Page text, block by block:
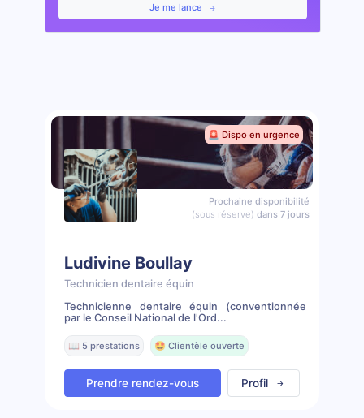
Je me lance
🚨 Dispo en urgence
Prochaine disponibilité
(sous réserve) dans 7 jours
Ludivine Boullay
Technicien dentaire équin
Technicienne dentaire équin (conventionnée
par le Conseil National de l'Ord...
📖 5 prestations 🤩 Clientèle ouverte
Prendre rendez-vous Profil